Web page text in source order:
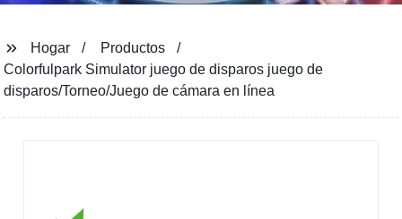
Hogar
Productos
Colorfulpark Simulator juego de disparos juego de
disparos/Torneo/Juego de cámara en línea